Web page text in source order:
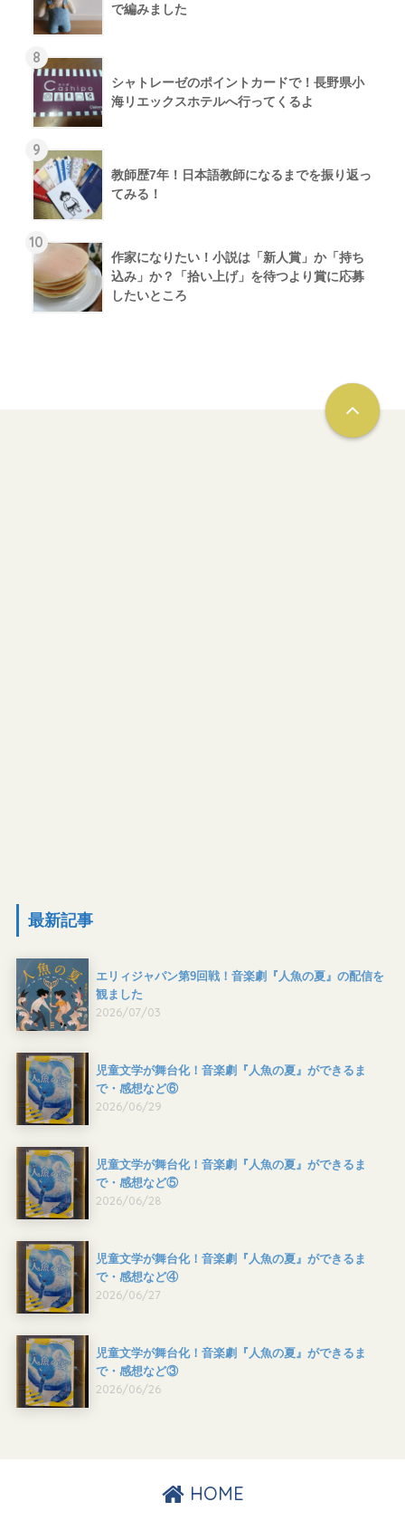
で編みました
8
シャトレーゼのポイントカードで！長野県小
海リエックスホテルへ行ってくるよ
9
教師歴7年！日本語教師になるまでを振り返っ
てみる！
10
作家になりたい！小説は「新人賞」か「持ち
込み」か？「拾い上げ」を待つより賞に応募
したいところ
最新記事
エリィジャパン第9回戦！音楽劇『人魚の夏』の配信を
観ました
2026/07/03
児童文学が舞台化！音楽劇『人魚の夏』ができるま
で・感想など⑥
2026/06/29
児童文学が舞台化！音楽劇『人魚の夏』ができるま
で・感想など⑤
2026/06/28
児童文学が舞台化！音楽劇『人魚の夏』ができるま
で・感想など④
2026/06/27
児童文学が舞台化！音楽劇『人魚の夏』ができるま
で・感想など③
2026/06/26
HOME